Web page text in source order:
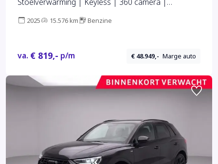
2025 15.576 km Benzine
va. € 819,- p/m € 48.949,- Marge auto